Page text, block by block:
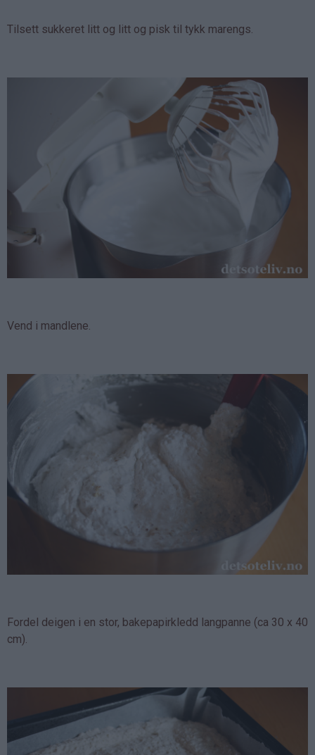
Tilsett sukkeret litt og litt og pisk til tykk marengs.
Vend i mandlene.
Fordel deigen i en stor, bakepapirkledd langpanne (ca 30 x 40
cm).